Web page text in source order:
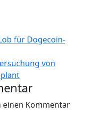
für Dogecoin-
von
einen Kommentar